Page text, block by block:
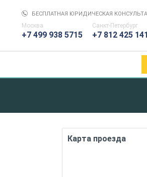
БЕСПЛАТНАЯ ЮРИДИЧЕСКАЯ
Москва
+7 499 938 5715
Санкт-Петербург
+7 812 425
Карта проезда